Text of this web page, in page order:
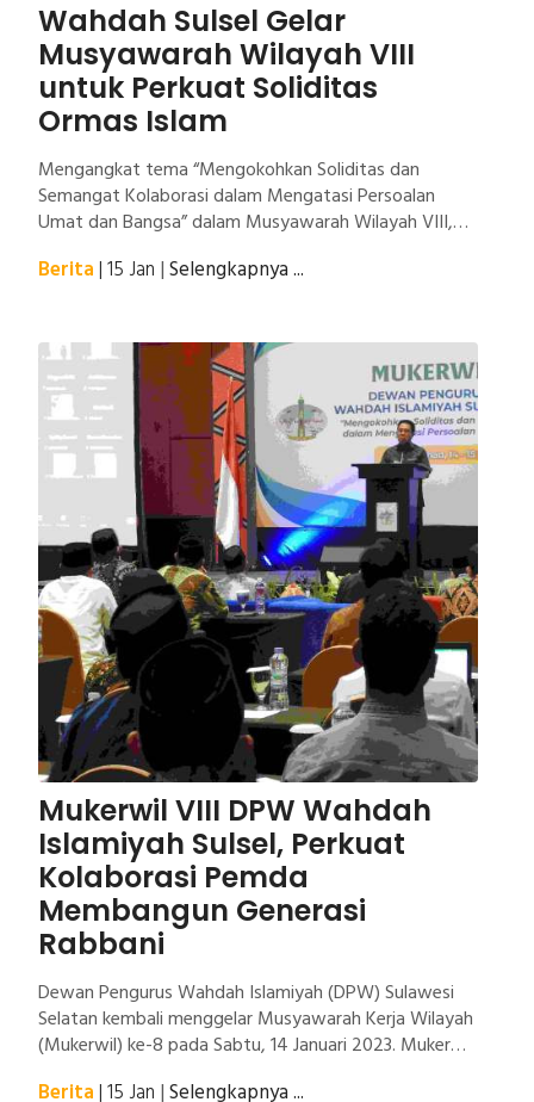
Wahdah Sulsel Gelar
Musyawarah Wilayah VIII
untuk Perkuat Soliditas
Ormas Islam
Mengangkat tema “Mengokohkan Soliditas dan
Semangat Kolaborasi dalam Mengatasi Persoalan
Umat dan Bangsa” dalam Musyawarah Wilayah VIII,
Selatan berharap ormas Islam lebih solid dalam
bertempat di Dalton Hotel Makassar, Jl. Perintis
Kemerdekaan.
Berita| 15 Jan |Selengkapnya ...
Mukerwil VIII DPW Wahdah
Islamiyah Sulsel, Perkuat
Kolaborasi Pemda
Membangun Generasi
Rabbani
Dewan Pengurus Wahdah Islamiyah (DPW) Sulawesi
Selatan kembali menggelar Musyawarah Kerja Wilayah
(Mukerwil) ke-8 pada Sabtu, 14 Januari 2023. Mukerwil
Berita| 15 Jan |Selengkapnya ...